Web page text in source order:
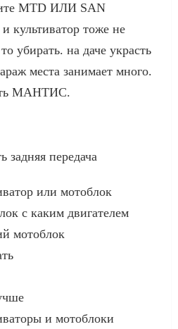
MTD ИЛИ SAN
культиватор тоже не
убирать. на даче украсть
места занимает много.
МАНТИС.
передача
или мотоблок
с каким двигателем
мотоблок
и мотоблоки